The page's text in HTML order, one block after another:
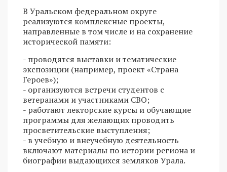
В Уральском федеральном округе
реализуются комплексные проекты,
направленные в том числе и на сохранение
исторической памяти:
- проводятся выставки и тематические
экспозиции (например, проект «Страна
Героев»);
- организуются встречи студентов с
ветеранами и участниками СВО;
- работают лекторские курсы и обучающие
программы для желающих проводить
просветительские выступления;
- в учебную и внеучебную деятельность
включают материалы по истории региона и
биографии выдающихся земляков Урала.